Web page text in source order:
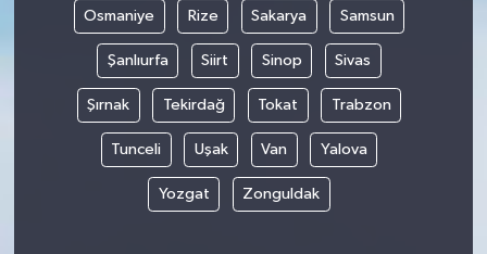
Osmaniye Rize Sakarya Samsun
Şanlıurfa Siirt Sinop Sivas
Şırnak Tekirdağ Tokat Trabzon
Tunceli Uşak Van Yalova
Yozgat Zonguldak